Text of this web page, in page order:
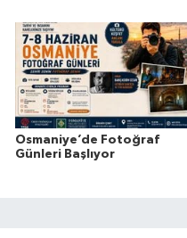
Osmaniye’de Fotoğraf
Günleri Başlıyor